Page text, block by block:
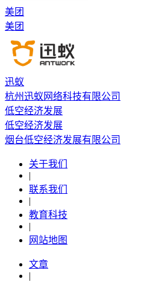
美团
美团
迅蚁
杭州迅蚁网络科技有限公司
低空经济发展
低空经济发展
烟台低空经济发展有限公司
关于我们
|
联系我们
|
教育科技
|
网站地图
文章
|